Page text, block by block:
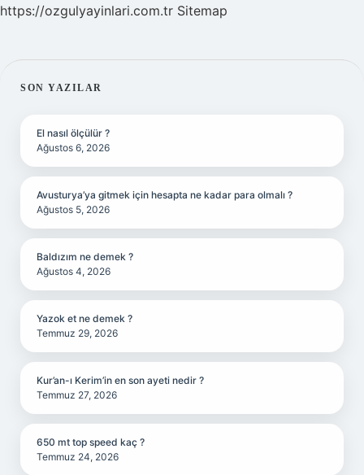
https://ozgulyayinlari.com.tr Sitemap
SIDEBAR
SON YAZILAR
El nasıl ölçülür ?
Ağustos 6, 2026
Avusturya’ya gitmek için hesapta ne kadar para olmalı ?
Ağustos 5, 2026
Baldızım ne demek ?
Ağustos 4, 2026
Yazok et ne demek ?
Temmuz 29, 2026
Kur’an-ı Kerim’in en son ayeti nedir ?
Temmuz 27, 2026
650 mt top speed kaç ?
Temmuz 24, 2026